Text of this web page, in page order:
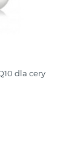
dla cery